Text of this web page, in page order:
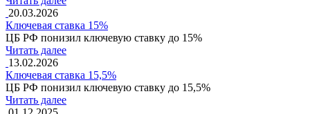
20.03.2026
Ключевая ставка 15%
ЦБ РФ понизил ключевую ставку до 15%
Читать далее
13.02.2026
Ключевая ставка 15,5%
ЦБ РФ понизил ключевую ставку до 15,5%
Читать далее